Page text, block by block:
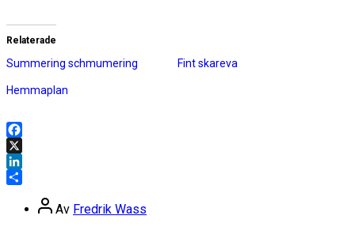
Relaterade
Summering schmumering Fint skareva
Hemmaplan
Facebook
X
LinkedIn
Inläggsförfattare
Av Fredrik Wass